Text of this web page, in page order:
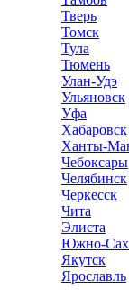
Тверь
Томск
Тула
Тюмень
Улан-Удэ
Ульяновск
Уфа
Хабаровск
Ханты-
Чебоксары
Челябинск
Черкесск
Чита
Элиста
Южно-
Якутск
Ярославль